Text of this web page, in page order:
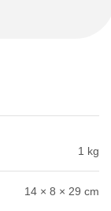
1 kg
14 × 8 × 29 cm